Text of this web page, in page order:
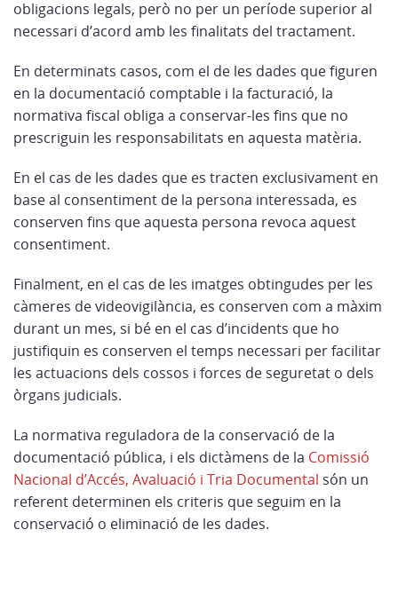
obligacions legals, però no per un període superior al
necessari d’acord amb les finalitats del tractament.
En determinats casos, com el de les dades que figuren
en la documentació comptable i la facturació, la
normativa fiscal obliga a conservar-les fins que no
prescriguin les responsabilitats en aquesta matèria.
En el cas de les dades que es tracten exclusivament en
base al consentiment de la persona interessada, es
conserven fins que aquesta persona revoca aquest
consentiment.
Finalment, en el cas de les imatges obtingudes per les
càmeres de videovigilància, es conserven com a màxim
durant un mes, si bé en el cas d’incidents que ho
justifiquin es conserven el temps necessari per facilitar
les actuacions dels cossos i forces de seguretat o dels
òrgans judicials.
La normativa reguladora de la conservació de la
documentació pública, i els dictàmens de la Comissió
Nacional d’Accés, Avaluació i Tria Documental són un
referent determinen els criteris que seguim en la
conservació o eliminació de les dades.